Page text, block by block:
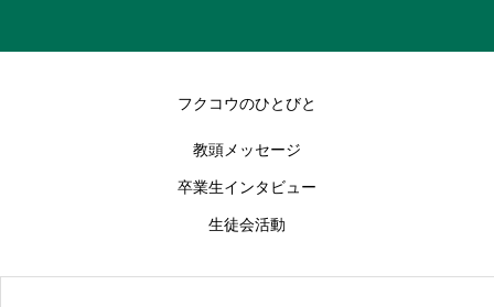
フクコウのひとびと
教頭メッセージ
卒業生インタビュー
生徒会活動